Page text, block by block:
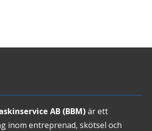
AB (BBM)är ett
inom entreprenad, skötsel och